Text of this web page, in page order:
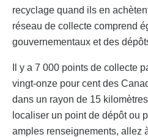
recyclage quand ils en
réseau de collecte comprend
gouvernementaux et des
Il y a 7 000 points de collecte
vingt-onze pour cent des
dans un rayon de 15
localiser un point de dépôt ou
amples renseignements, allez